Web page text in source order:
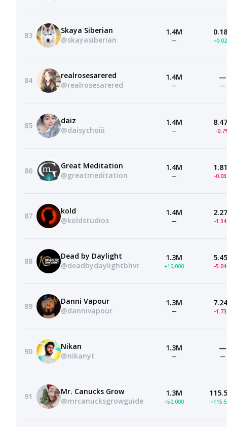
83
Skaya Siberian
@skayasiberian
1.4M
—
84
realrosesarered
@realrosesarered
1.4M
—
—
—
85
daiz
@daisychoiii
1.4M
— -
86
Great Meditation
@greatmeditation
1.4M
— -
87
kold
@koldstudios
1.4M
— -
88
Dead by Daylight
@deadbydaylightbhvr
1.3M
+10,000 -
89
Danni Vapour
@dannivapour
1.3M
— -
90
Nikan
@nikanyt
1.3M
—
—
—
91
Mr. Canucks Grow
@mrcanucksgrowguide
1.3M
+50,000